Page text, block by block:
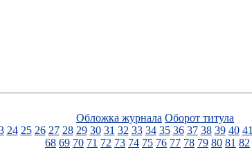
Обложка журнала Оборот титула
24 25 26 27 28 29 30 31 32 33 34 35 36 37 38 39 40 41
68 69 70 71 72 73 74 75 76 77 78 79 80 81 82